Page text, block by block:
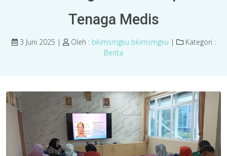
Tenaga Medis
3 Juni 2025 | Oleh : bkimsmgku bkimsmgku |
Kategori :
Berita